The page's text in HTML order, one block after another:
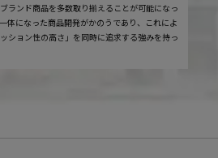
ランド商品を多数取り揃えることが可能になっ
体になった商品開発がかのうであり、これによ
ション性の高さ」を同時に追求する強みを持っ